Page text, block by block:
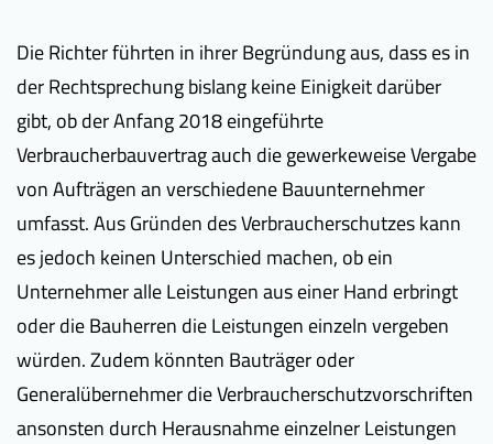
Die Richter führten in ihrer Begründung aus, dass es in
der Rechtsprechung bislang keine Einigkeit darüber
gibt, ob der Anfang 2018 eingeführte
Verbraucherbauvertrag auch die gewerkeweise Vergabe
von Aufträgen an verschiedene Bauunternehmer
umfasst. Aus Gründen des Verbraucherschutzes kann
es jedoch keinen Unterschied machen, ob ein
Unternehmer alle Leistungen aus einer Hand erbringt
oder die Bauherren die Leistungen einzeln vergeben
würden. Zudem könnten Bauträger oder
Generalübernehmer die Verbraucherschutzvorschriften
ansonsten durch Herausnahme einzelner Leistungen